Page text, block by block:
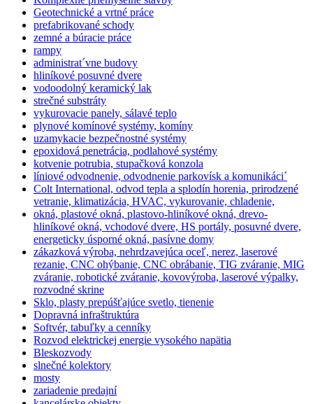
Geotechnické a vrtné práce
prefabrikované schody
zemné a búracie práce
rampy
administrat´vne budovy
hliníkové posuvné dvere
vodoodolný keramický lak
strečné substráty
vykurovacie panely, sálavé teplo
plynové komínové systémy, komíny
uzamykacie bezpečnostné systémy
epoxidová penetrácia, podlahové systémy
kotvenie potrubia, stupačková konzola
líniové odvodnenie, odvodnenie parkovísk a komunikáci´
Colt International, odvod tepla a splodín horenia, prirodzené
vetranie, klimatizácia, HVAC, vykurovanie, chladenie,
okná, plastové okná, plastovo-hliníkové okná, drevo-
hliníkové okná, vchodové dvere, HS portály, posuvné dvere,
energeticky úsporné okná, pasívne domy
zákazková výroba, nehrdzavejúca oceľ, nerez, laserové
rezanie, CNC ohýbanie, CNC obrábanie, TIG zváranie, MIG
zváranie, robotické zváranie, kovovýroba, laserové výpalky,
rozvodné skrine
Sklo, plasty prepúšťajúce svetlo, tienenie
Dopravná infraštruktúra
Softvér, tabuľky a cenníky
Rozvod elektrickej energie vysokého napätia
Bleskozvody
slnečné kolektory
mosty
zariadenie predajní